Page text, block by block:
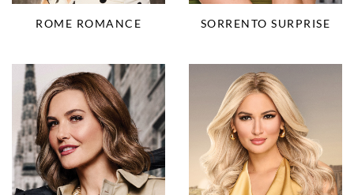
ROME ROMANCE SORRENTO SURPRISE